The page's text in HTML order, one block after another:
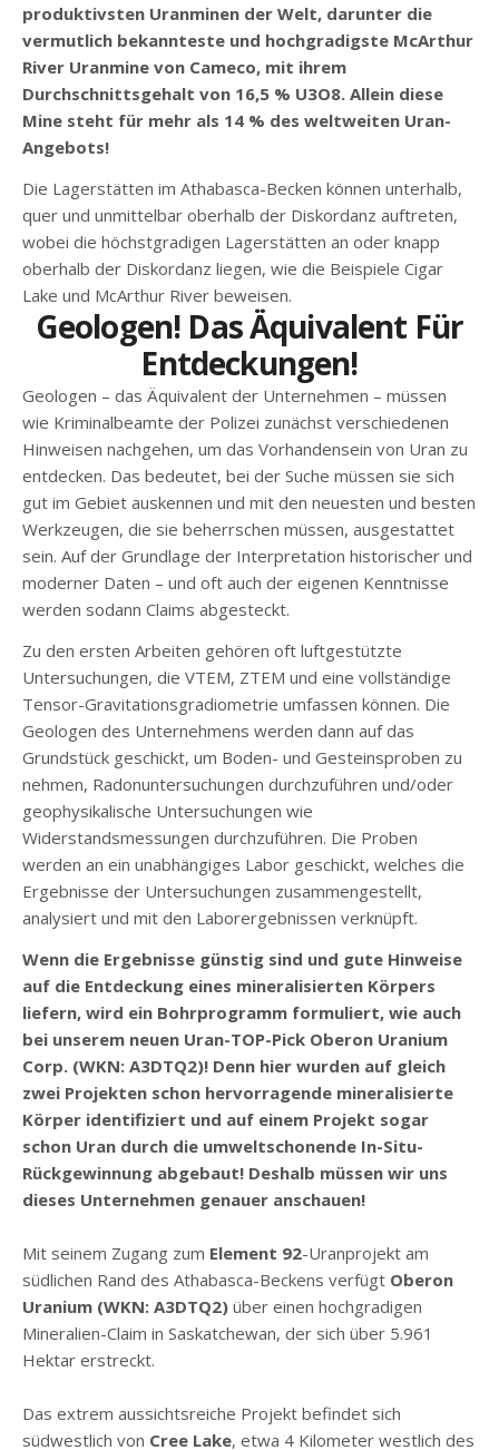
produktivsten Uranminen der Welt, darunter die
vermutlich bekannteste und hochgradigste McArthur
River Uranmine von Cameco, mit ihrem
Durchschnittsgehalt von 16,5 % U3O8. Allein diese
Mine steht für mehr als 14 % des weltweiten Uran-
Angebots!
Die Lagerstätten im Athabasca-Becken können unterhalb,
quer und unmittelbar oberhalb der Diskordanz auftreten,
wobei die höchstgradigen Lagerstätten an oder knapp
oberhalb der Diskordanz liegen, wie die Beispiele Cigar
Lake und McArthur River beweisen.
Geologen! Das Äquivalent Für
Entdeckungen!
Geologen – das Äquivalent der Unternehmen – müssen
wie Kriminalbeamte der Polizei zunächst verschiedenen
Hinweisen nachgehen, um das Vorhandensein von Uran zu
entdecken. Das bedeutet, bei der Suche müssen sie sich
gut im Gebiet auskennen und mit den neuesten und besten
Werkzeugen, die sie beherrschen müssen, ausgestattet
sein. Auf der Grundlage der Interpretation historischer und
moderner Daten – und oft auch der eigenen Kenntnisse
werden sodann Claims abgesteckt.
Zu den ersten Arbeiten gehören oft luftgestützte
Untersuchungen, die VTEM, ZTEM und eine vollständige
Tensor-Gravitationsgradiometrie umfassen können. Die
Geologen des Unternehmens werden dann auf das
Grundstück geschickt, um Boden- und Gesteinsproben zu
nehmen, Radonuntersuchungen durchzuführen und/oder
geophysikalische Untersuchungen wie
Widerstandsmessungen durchzuführen. Die Proben
werden an ein unabhängiges Labor geschickt, welches die
Ergebnisse der Untersuchungen zusammengestellt,
analysiert und mit den Laborergebnissen verknüpft.
Wenn die Ergebnisse günstig sind und gute Hinweise
auf die Entdeckung eines mineralisierten Körpers
liefern, wird ein Bohrprogramm formuliert, wie auch
bei unserem neuen Uran-TOP-Pick Oberon Uranium
Corp. (WKN: A3DTQ2)! Denn hier wurden auf gleich
zwei Projekten schon hervorragende mineralisierte
Körper identifiziert und auf einem Projekt sogar
schon Uran durch die umweltschonende In-Situ-
Rückgewinnung abgebaut! Deshalb müssen wir uns
dieses Unternehmen genauer anschauen!
Mit seinem Zugang zum Element 92-Uranprojekt am
südlichen Rand des Athabasca-Beckens verfügt Oberon
Uranium (WKN: A3DTQ2) über einen hochgradigen
Mineralien-Claim in Saskatchewan, der sich über 5.961
Hektar erstreckt.
Das extrem aussichtsreiche Projekt befindet sich
südwestlich von Cree Lake, etwa 4 Kilometer westlich des